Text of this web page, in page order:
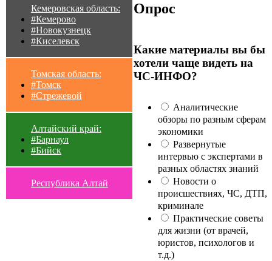
Кемеровская область:
#Кемерово
#Новокузнецк
#Киселевск
Томская область:
#Томск
#Стрежевой
Алтайский край:
#Барнаул
#Бийск
Республика Алтай
Опрос
Какие материалы вы бы
хотели чаще видеть на
ЧС-ИНФО?
Аналитические
обзоры по разным сферам
экономики
Развернутые
интервью с экспертами в
разных областях знаний
Новости о
происшествиях, ЧС, ДТП,
криминале
Практические советы
для жизни (от врачей,
юристов, психологов и
т.д.)